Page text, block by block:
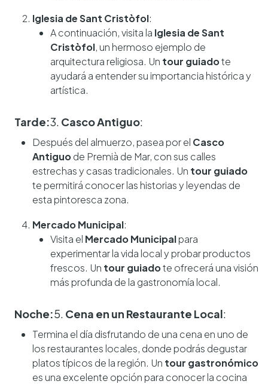
Iglesia de Sant Cristòfol:
A continuación, visita la Iglesia de Sant
Cristòfol, un hermoso ejemplo de
arquitectura religiosa. Un tour guiadote
ayudará a entender su importancia histórica y
artística.
Tarde:3. Casco Antiguo:
Después del almuerzo, pasea por el Casco
Antiguode Premià de Mar, con sus calles
estrechas y casas tradicionales. Un tour guiado
te permitirá conocer las historias y leyendas de
esta pintoresca zona.
Mercado Municipal:
Visita el Mercado Municipalpara
experimentar la vida local y probar productos
frescos. Un tour guiadote ofrecerá una visión
más profunda de la gastronomía local.
Noche:5. Cena en un Restaurante Local:
Termina el día disfrutando de una cena en uno de
los restaurantes locales, donde podrás degustar
platos típicos de la región. Un tour gastronómico
es una excelente opción para conocer la cocina